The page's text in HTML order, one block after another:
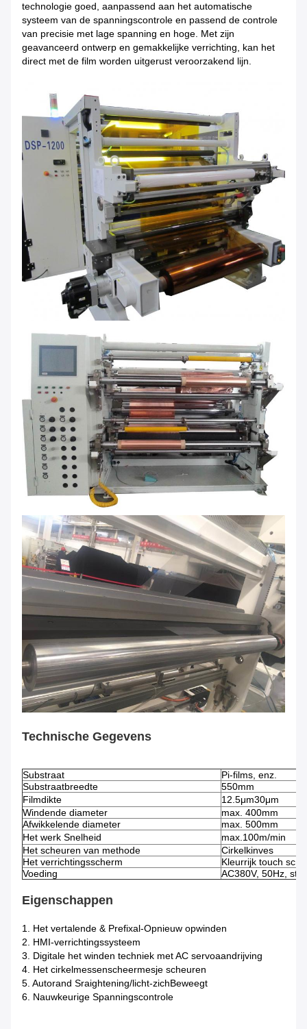
technologie goed, aanpassend aan het automatische
systeem van de spanningscontrole en passend de controle
van precisie met lage spanning en hoge. Met zijn
geavanceerd ontwerp en gemakkelijke verrichting, kan het
direct met de film worden uitgerust veroorzakend lijn.
Technische Gegevens
Substraat
Pi-films, enz.
Substraatbreedte
550mm
Filmdikte
12.5μm30μm
Windende diameter
max. 400mm
Afwikkelende diameter
max. 500mm
Het werk Snelheid
max.100m/min
Het scheuren van methode
Cirkelkinves
Het verrichtingsscherm
Kleurrijk touch
Voeding
AC380V, 50Hz,
Eigenschappen
1. Het vertalende & Prefixal-Opnieuw opwinden
2. HMI-verrichtingssysteem
3. Digitale het winden techniek met AC servoaandrijving
4. Het cirkelmessenscheermesje scheuren
5. Autorand Sraightening/licht-zichBeweegt
6. Nauwkeurige Spanningscontrole